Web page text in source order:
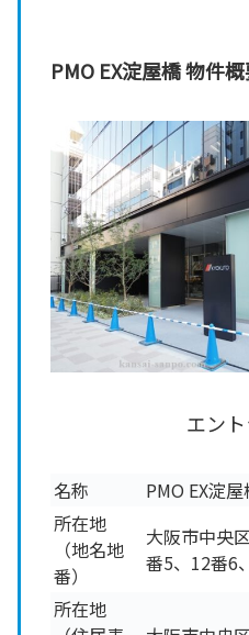
PMO EX淀屋橋 物件
エン
名称
PMO EX淀
所在地
（地名地
番）
大阪市中央
番5、12番6
所在地